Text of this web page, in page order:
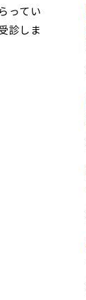
ってい
診しま